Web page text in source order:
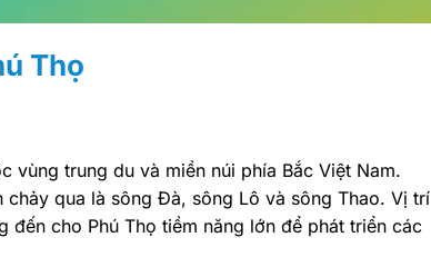
Thọ
vùng trung du và miền núi phía Bắc Việt Nam.
qua là sông Đà, sông Lô và sông Thao. Vị trí
đến cho Phú Thọ tiềm năng lớn để phát triển các